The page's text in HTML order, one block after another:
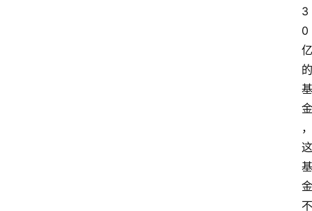
3
0
亿
的
基
金
，
这
基
金
不